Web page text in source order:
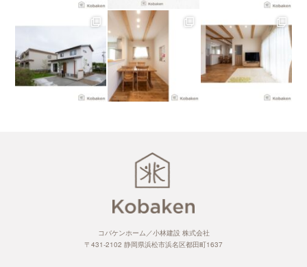
コバケンホーム／小林建設 株式会社
〒431-2102 静岡県浜松市浜名区都田町1637